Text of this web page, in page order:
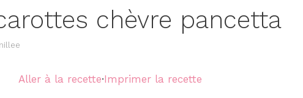
chèvre pancetta
Aller à la recette·Imprimer la recette